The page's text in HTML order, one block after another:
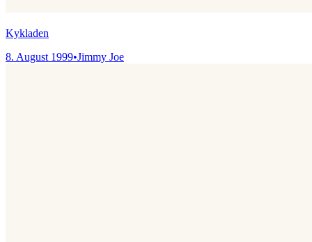
Kykladen
8. August 1999•Jimmy Joe